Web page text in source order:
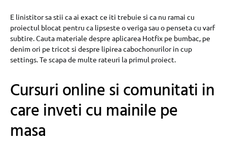
E linistitor sa stii ca ai exact ce iti trebuie si ca nu ramai cu
proiectul blocat pentru ca lipseste o veriga sau o penseta cu varf
subtire. Cauta materiale despre aplicarea Hotfix pe bumbac, pe
denim ori pe tricot si despre lipirea cabochonurilor in cup
settings. Te scapa de multe rateuri la primul proiect.
Cursuri online si comunitati in
care inveti cu mainile pe
masa